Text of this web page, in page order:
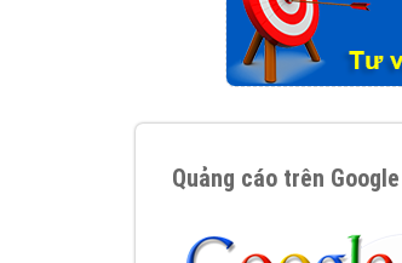
Nếu bạn đang cần quảng